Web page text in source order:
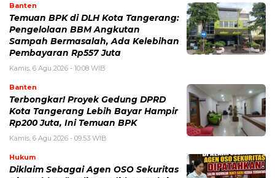
Banten
Temuan BPK di DLH Kota Tangerang:
Pengelolaan BBM Angkutan
Sampah Bermasalah, Ada Kelebihan
Pembayaran Rp557 Juta
Kamis, 6 Agu 2026 - 10:08 WIB
Banten
‎Terbongkar! Proyek Gedung DPRD
Kota Tangerang Lebih Bayar Hampir
Rp200 Juta, Ini Temuan BPK
Kamis, 6 Agu 2026 - 09:53 WIB
Hukum
Diklaim Sebagai Agen OSO Sekuritas